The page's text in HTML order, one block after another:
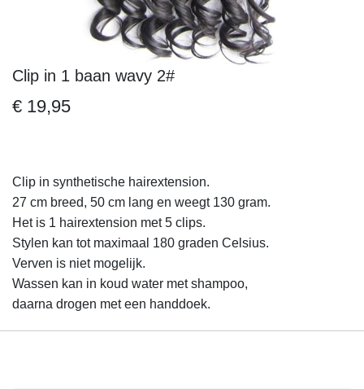
Ga
het
afbeeldingen-
gallerij
Clip in 1 baan wavy 2#
€ 19,95
Clip in synthetische hairextension.
27 cm breed, 50 cm lang en weegt 130 gram.
Het is 1 hairextension met 5 clips.
Stylen kan tot maximaal 180 graden Celsius.
Verven is niet mogelijk.
Wassen kan in koud water met shampoo,
daarna drogen met een handdoek.